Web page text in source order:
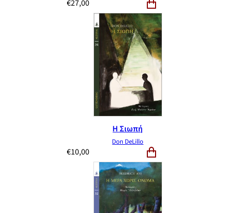
€27,00
Η Σιωπή
Don DeLillo
€10,00